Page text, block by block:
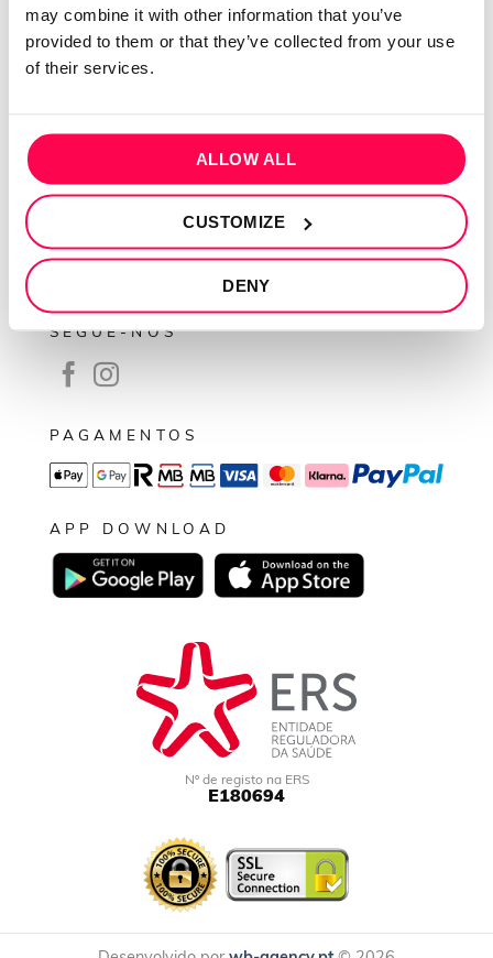
may combine it with other information that you’ve
provided to them or that they’ve collected from your use
of their services.
ALLOW ALL
CUSTOMIZE
DENY
Conta cliente
Recuperar Password
Política de privacidade
SEGUE-NOS
PAGAMENTOS
APP DOWNLOAD
Nº de registo na ERS
E180694